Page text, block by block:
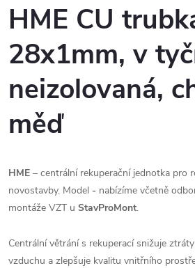
HME CU
28x1mm, v
neizolovaná,
měď
HME – centrální rekuperační jednotka pro
novostavby. Model - nabízíme včetně
montáže VZT u StavProMont.
Centrální větrání s rekuperací snižuje
vzduchu a zlepšuje kvalitu vnitřního